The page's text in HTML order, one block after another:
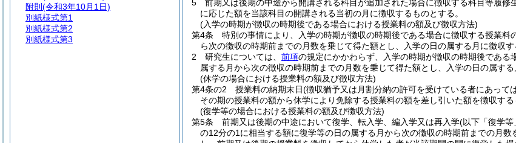
5
前期又は後期の中途から開講される科目が追加された場合に徴収する科目等履修
に応じた額を当該科目の開講される当初の月に徴収するものとする。
(入学の時期が徴収の時期後である場合における授業料の額及び徴収方法)
第4条
特別の事情により、入学の時期が徴収の時期後である場合に徴収する授業
ら次の徴収の時期前までの月数を乗じて得た額とし、入学の日の属する月に徴収す
2
研究生については、 前項の規定にかかわらず、入学の時期が徴収の時期後であ
属する月から次の徴収の時期前までの月数を乗じて得た額とし、入学の日の属する
(休学の場合における授業料の額及び徴収方法)
第4条の2
授業料の納期末日(徴収猶予又は月割分納の許可を受けている者にあって
その期の授業料の額から休学により免除する授業料の額を差し引いた額を徴収する
(復学等の場合における授業料の額及び徴収方法)
第5条
前期又は後期の中途において復学、転入学、編入学又は再入学(以下「復学等
の12分の1に相当する額に復学等の日の属する月から次の徴収の時期前までの月
附則 (令和3年10月1日)
別紙様式第1
別紙様式第2
別紙様式第3